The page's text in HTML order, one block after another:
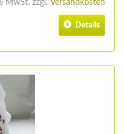
MwSt. zzgl. Versandkosten
Details